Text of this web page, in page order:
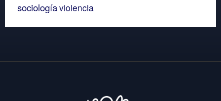
sociologíaviolencia